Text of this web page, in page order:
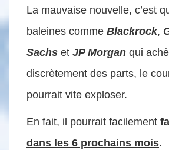
La mauvaise nouvelle, c’est
baleines comme Blackrock,
Sachs et JP Morgan qui
discrètement des parts, le
pourrait vite exploser.
En fait, il pourrait facilement
dans les 6 prochains mois.